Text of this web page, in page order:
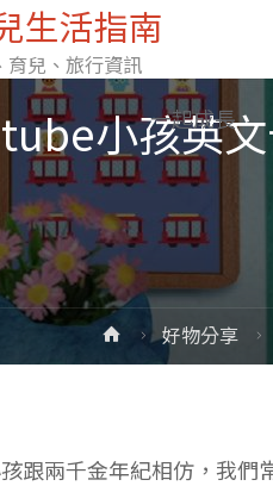
生活指南
育兒、旅行資訊
Skip
to
content
一起成長
小孩英
Home好物分享
跟兩千金年紀相仿，我